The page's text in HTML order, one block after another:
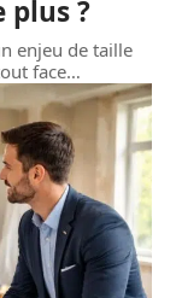
?
enjeu de taille
face…